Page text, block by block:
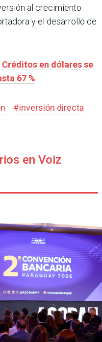
al crecimiento
y el desarrollo de
en dólares se
67 %
#inversión directa
en Voiz